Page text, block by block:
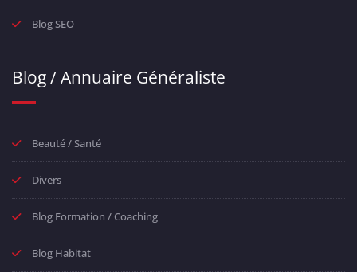
Blog SEO
Blog / Annuaire Généraliste
Beauté / Santé
Divers
Blog Formation / Coaching
Blog Habitat